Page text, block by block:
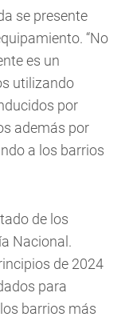
se presente
“No
es un
utilizando
por
además por
a los barrios
de los
Nacional.
de 2024
para
barrios más